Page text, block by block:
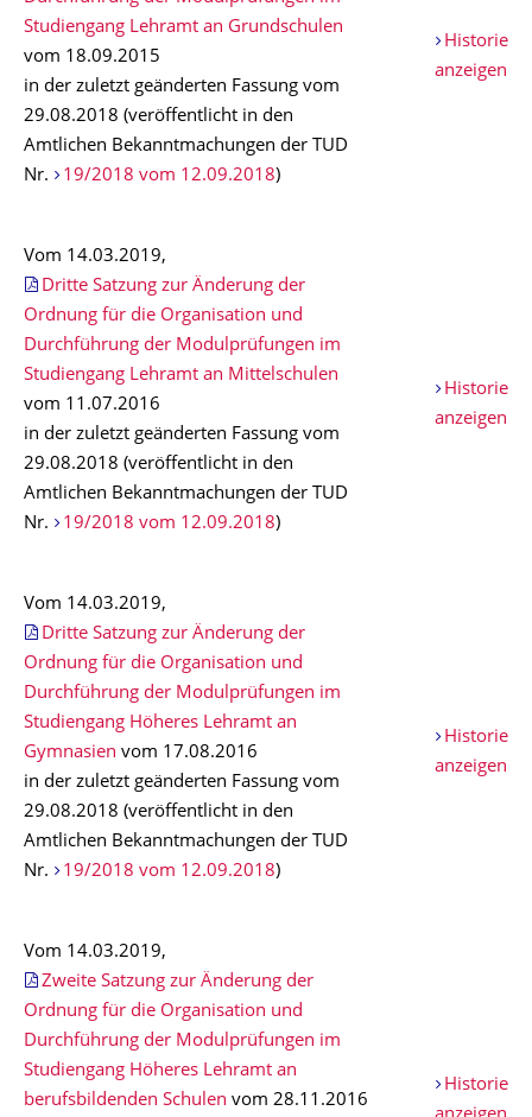
Studiengang Lehramt an Grundschulen
vom 18.09.2015
in der zuletzt geänderten Fassung vom
29.08.2018 (veröffentlicht in den
Amtlichen Bekanntmachungen der TUD
Nr.
19/2018 vom 12.09.2018)
Historie
anzeigen
Vom 14.03.2019,
Dritte Satzung zur Änderung der
Ordnung für die Organisation und
Durchführung der Modulprüfungen im
Studiengang Lehramt an Mittelschulen
vom 11.07.2016
in der zuletzt geänderten Fassung vom
29.08.2018 (veröffentlicht in den
Amtlichen Bekanntmachungen der TUD
Nr.
19/2018 vom 12.09.2018)
Historie
anzeigen
Vom 14.03.2019,
Dritte Satzung zur Änderung der
Ordnung für die Organisation und
Durchführung der Modulprüfungen im
Studiengang Höheres Lehramt an
Gymnasien vom 17.08.2016
in der zuletzt geänderten Fassung vom
29.08.2018 (veröffentlicht in den
Amtlichen Bekanntmachungen der TUD
Nr.
19/2018 vom 12.09.2018)
Historie
anzeigen
Vom 14.03.2019,
Zweite Satzung zur Änderung der
Ordnung für die Organisation und
Durchführung der Modulprüfungen im
Studiengang Höheres Lehramt an
berufsbildenden Schulen vom 28.11.2016
Historie